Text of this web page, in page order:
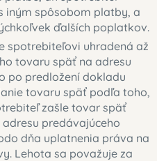
iným spôsobom platby, a
ďalších poplatkov.
spotrebiteľovi uhradená až
tovaru späť na adresu
po predložení dokladu
tovaru späť podľa toho,
zašle tovar späť
predávajúceho
dňa uplatnenia práva na
Lehota sa považuje za